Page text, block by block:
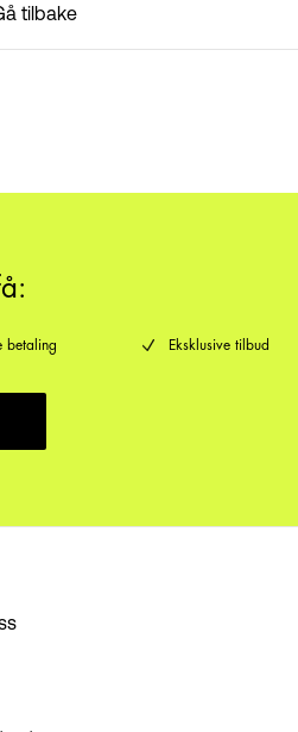
tilbake
betaling Eksklusive tilbud